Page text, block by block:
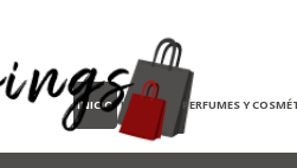
INICIO HOGAR PERFUMES Y